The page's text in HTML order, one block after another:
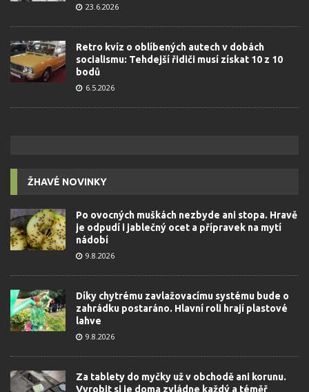
23.6.2026
Retro kvíz o oblíbených autech v dobách
socialismu: Tehdejší řidiči musí získat 10 z 10
bodů
6.5.2026
ŽHAVÉ NOVINKY
Po ovocných muškách nezbyde ani stopa. Hravě
je odpudí i jablečný ocet a přípravek na mytí
nádobí
9.8.2026
Díky chytrému zavlažovacímu systému bude o
zahrádku postaráno. Hlavní roli hrají plastové
lahve
9.8.2026
Za tablety do myčky už v obchodě ani korunu.
Vyrobit si je doma zvládne každý a téměř